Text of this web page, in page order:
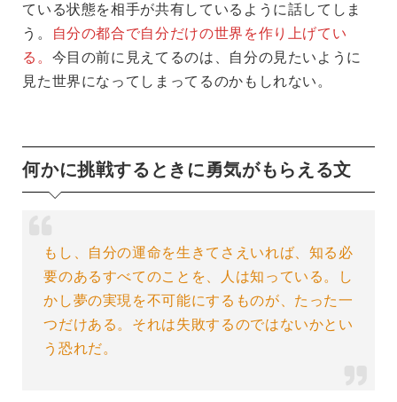
ている状態を相手が共有しているように話してしま
う。
自分の都合で自分だけの世界を作り上げてい
る。 今目の前に見えてるのは、自分の見たいように
見た世界になってしまってるのかもしれない。
何かに挑戦するときに勇気がもらえる文
もし、自分の運命を生きてさえいれば、知る必
要のあるすべてのことを、人は知っている。し
かし夢の実現を不可能にするものが、たった一
つだけある。それは失敗するのではないかとい
う恐れだ。